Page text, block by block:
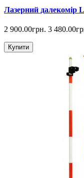
Лазерний далекомір
2 900.00грн. 3
Купити